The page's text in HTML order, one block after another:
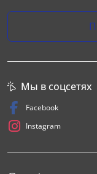
Мы в соцсетях
Facebook
Instagram